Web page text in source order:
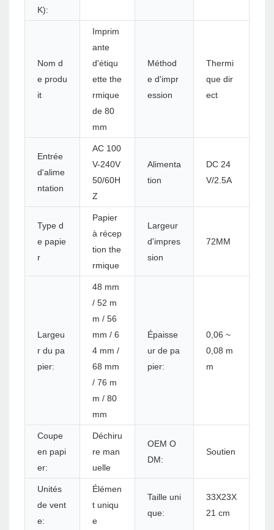
K):
Nom d
e produ
it
Imprim
ante
d'étiqu
ette the
rmique
de 80
mm
Méthod
e d'impr
ession
Thermi
que dir
ect
Entrée
d'alime
ntation
AC 100
V-240V
50/60H
Z
Alimenta
tion
DC 24
V/2.5A
Type d
e papie
r
Papier
à récep
tion the
rmique
Largeur
d'impres
sion
72MM
Largeu
r du pa
pier:
48 mm
/ 52 m
m / 56
mm / 6
4 mm /
68 mm
/ 76 m
m / 80
mm
Épaisse
ur de pa
pier:
0,06 ~
0,08 m
m
Coupe
en papi
er:
Déchiru
re man
uelle
OEM O
DM:
Soutien
Unités
de vent
e:
Élémen
t uniqu
e
Taille uni
que:
33X23X
21 cm